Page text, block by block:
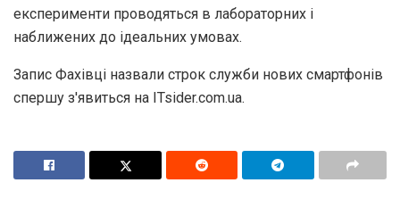
експерименти проводяться в лабораторних і
наближених до ідеальних умовах.
Запис Фахівці назвали строк служби нових смартфонів
спершу з'явиться на ITsider.com.ua.